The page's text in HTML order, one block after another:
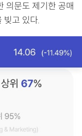
의문도 제기한 공매
빚고 있다.